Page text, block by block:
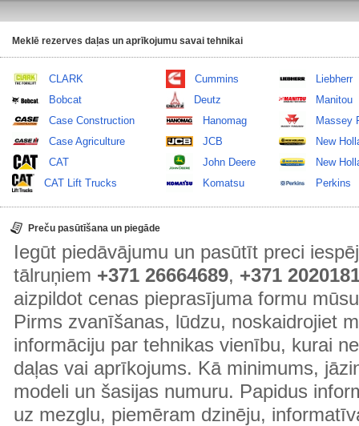
Meklē rezerves daļas un aprīkojumu savai tehnikai
CLARK
Bobcat
Case Construction
Case Agriculture
CAT
CAT Lift Trucks
Cummins
Deutz
Hanomag
JCB
John Deere
Komatsu
Liebherr
Manitou
Massey
New
New
Perkins
Preču pasūtīšana un piegāde
Iegūt piedāvājumu un pasūtīt preci
tālruņiem +371 26664689, +371
aizpildot cenas pieprasījuma formu
Pirms zvanīšanas, lūdzu, noskaidrojiet
informāciju par tehnikas vienību, kurai
daļas vai aprīkojums. Kā minimums,
modeli un šasijas numuru. Papidus
uz mezglu, piemēram dzinēju,